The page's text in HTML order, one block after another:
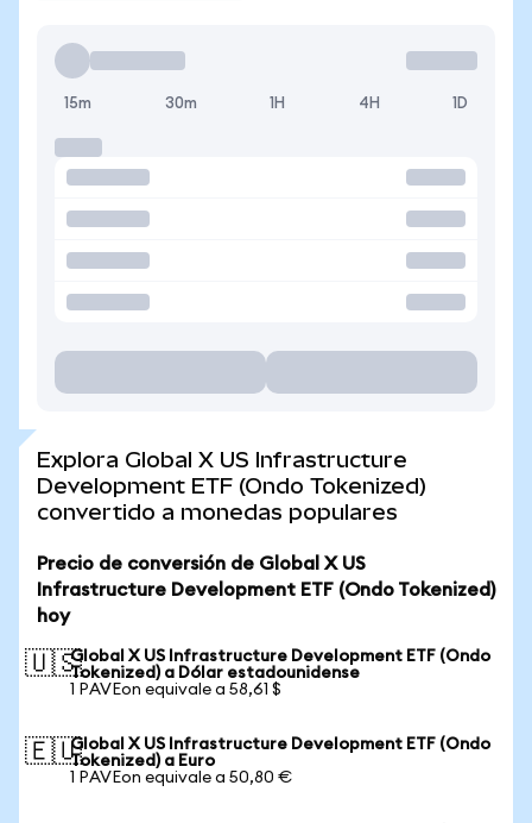
15m 30m 1H 4H 1D
Explora Global X US Infrastructure
Development ETF (Ondo Tokenized)
convertido a monedas populares
Precio de conversión de Global X US
Infrastructure Development ETF (Ondo Tokenized)
hoy
🇺🇸Global X US Infrastructure Development ETF (Ondo
Tokenized) a Dólar estadounidense
1 PAVEon equivale a 58,61 $
🇪🇺Global X US Infrastructure Development ETF (Ondo
Tokenized) a Euro
1 PAVEon equivale a 50,80 €